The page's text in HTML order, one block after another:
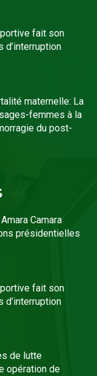
fait son
d’interruption
maternelle: La
femmes à la
du post-
Camara
présidentielles
fait son
d’interruption
de lutte
opération de